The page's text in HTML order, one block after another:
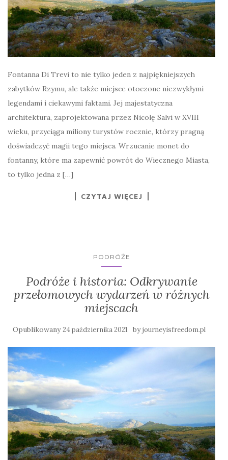
Fontanna Di Trevi to nie tylko jeden z najpiękniejszych
zabytków Rzymu, ale także miejsce otoczone niezwykłymi
legendami i ciekawymi faktami. Jej majestatyczna
architektura, zaprojektowana przez Nicolę Salvi w XVIII
wieku, przyciąga miliony turystów rocznie, którzy pragną
doświadczyć magii tego miejsca. Wrzucanie monet do
fontanny, które ma zapewnić powrót do Wiecznego Miasta,
to tylko jedna z […]
CZYTAJ WIĘCEJ
PODRÓŻE
Podróże i historia: Odkrywanie
przełomowych wydarzeń w różnych
miejscach
Opublikowany24 października 2021 byjourneyisfreedom.pl